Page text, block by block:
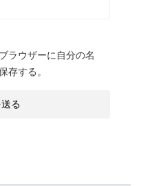
ラウザーに自分の名
存する。